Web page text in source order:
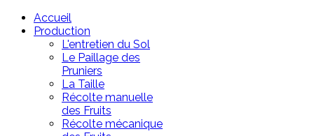
Accueil
Production
L'entretien du Sol
Le Paillage des
Pruniers
La Taille
Récolte manuelle
des Fruits
Récolte mécanique